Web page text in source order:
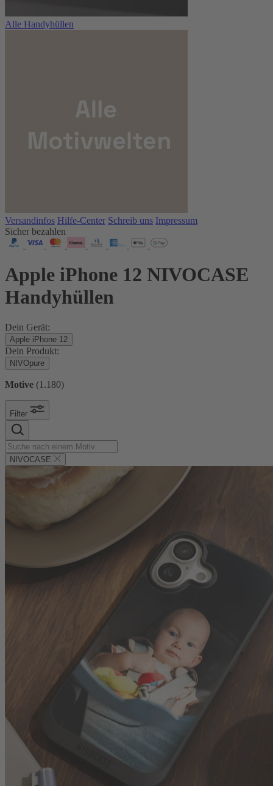
Alle Handyhüllen
Versandinfos Hilfe-Center Schreib uns Impressum
Sicher bezahlen
Apple iPhone 12 NIVOCASE
Handyhüllen
Dein Gerät:
Apple iPhone 12
Dein Produkt:
NIVOpure
Motive (1.180)
Filter
NIVOCASE